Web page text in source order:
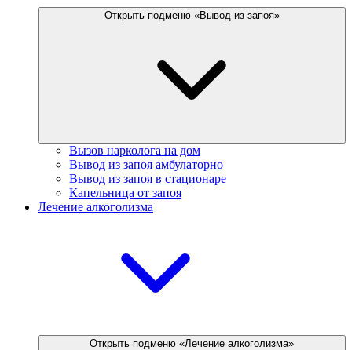
Открыть подменю «Вывод из запоя»
Вызов нарколога на дом
Вывод из запоя амбулаторно
Вывод из запоя в стационаре
Капельница от запоя
Лечение алкоголизма
Открыть подменю «Лечение алкоголизма»